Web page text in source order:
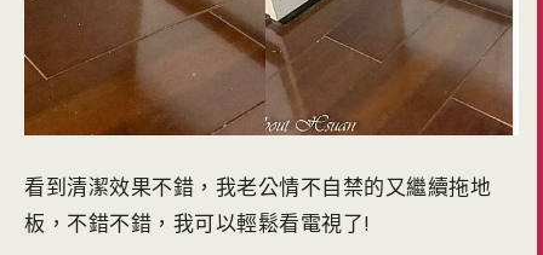
看到清潔效果不錯，我老公情不自禁的又繼續拖地
板，不錯不錯，我可以輕鬆看電視了!